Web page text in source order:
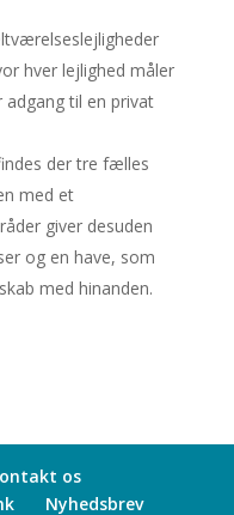
hver lejlighed måler
til en privat
der tre fælles
med et
giver desuden
og en have, som
med hinanden.
os
Nyhedsbrev